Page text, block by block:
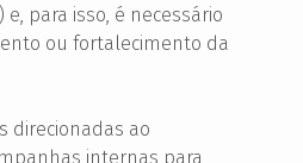
) e, para isso, é necessário
ou fortalecimento da
direcionadas ao
internas para